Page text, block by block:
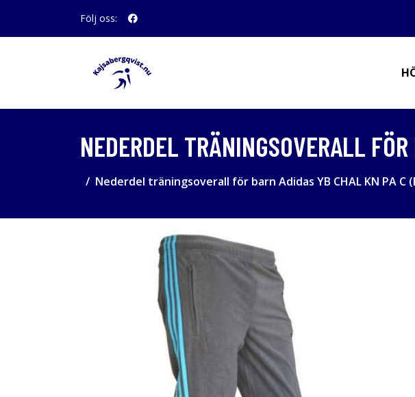
Följ oss:
NEDERDEL TRÄNINGSOVERALL
Nederdel träningsoverall för barn Adidas YB CHAL KN PA C